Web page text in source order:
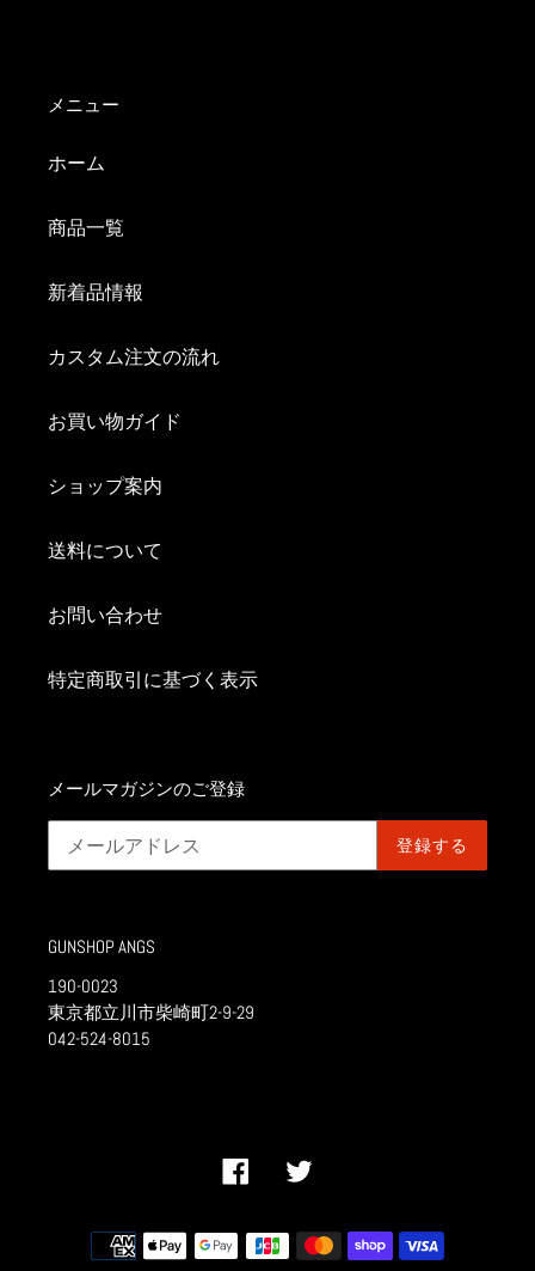
メニュー
ホーム
商品一覧
新着品情報
カスタム注文の流れ
お買い物ガイド
ショップ案内
送料について
お問い合わせ
特定商取引に基づく表示
メールマガジンのご登録
登録する
GUNSHOP ANGS
190-0023
東京都立川市柴崎町2-9-29
042-524-8015
Facebook
決
済